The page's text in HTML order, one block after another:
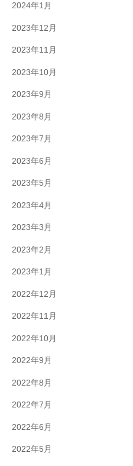
2024年1月
2023年12月
2023年11月
2023年10月
2023年9月
2023年8月
2023年7月
2023年6月
2023年5月
2023年4月
2023年3月
2023年2月
2023年1月
2022年12月
2022年11月
2022年10月
2022年9月
2022年8月
2022年7月
2022年6月
2022年5月